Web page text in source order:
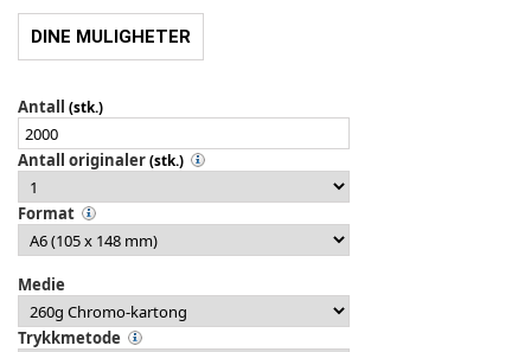
DINE MULIGHETER
Antall (stk.)
Antall originaler(stk.)
Format
Medie
Trykkmetode